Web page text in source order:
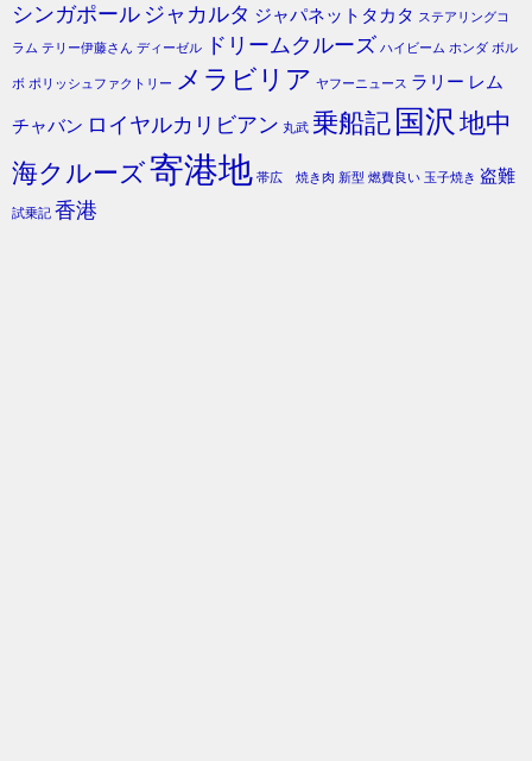
シンガポール ジャカルタ ジャパネットタカタ ステアリングコ
ラム テリー伊藤さん ディーゼル ドリームクルーズ ハイビーム ホンダ ボル
ボ ポリッシュファクトリー メラビリア ヤフーニュース ラリー レム
チャバン ロイヤルカリビアン 丸武 乗船記 国沢 地中
海クルーズ寄港地 帯広 焼き肉 新型 燃費良い 玉子焼き 盗難
試乗記 香港